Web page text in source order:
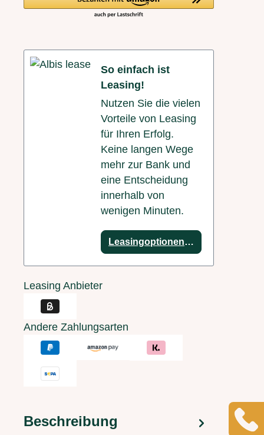
So einfach ist
Leasing!
Nutzen Sie die vielen
Vorteile von Leasing
für Ihren Erfolg.
Keine langen Wege
mehr zur Bank und
eine Entscheidung
innerhalb von
wenigen Minuten.
Leasingoptionen anzeigen
Leasing Anbieter
Andere Zahlungsarten
Beschreibung